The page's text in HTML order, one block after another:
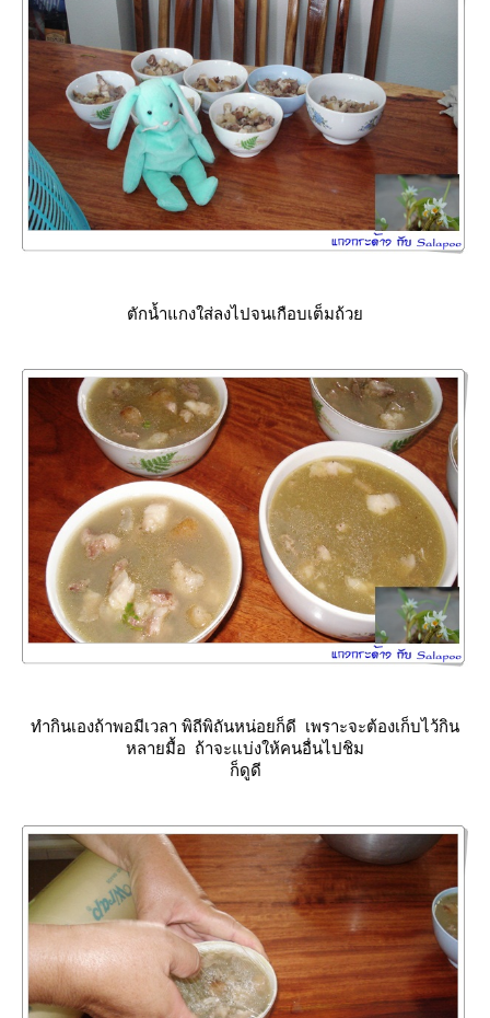
ตักน้ำแกงใส่ลงไปจนเกือบเต็มถ้ว
ทำกินเองถ้าพอมีเวลา พิถีพิถันหน่อยก็ดี เพราะจะต้องเก็บไว้กิน
หลายมื้อ ถ้าจะแบ่งให้คนอื่นไปชิม
ก็ดูดี